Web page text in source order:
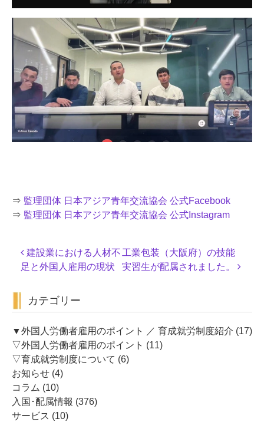
⇒ 監理団体 日本アジア青年交流協会 公式Facebook
⇒ 監理団体 日本アジア青年交流協会 公式Instagram
投
稿
ビ
ゲ
シ
ョ
ン
建設業における人材不
足と外国人雇用の現状
工業包装（大阪府）の技能
実習生が配属されました。
カテゴリー
▼外国人労働者雇用のポイント ／ 育成就労制度紹介 (17)
▽外国人労働者雇用のポイント (11)
▽育成就労制度について (6)
お知らせ (4)
コラム (10)
入国･配属情報 (376)
サービス (10)